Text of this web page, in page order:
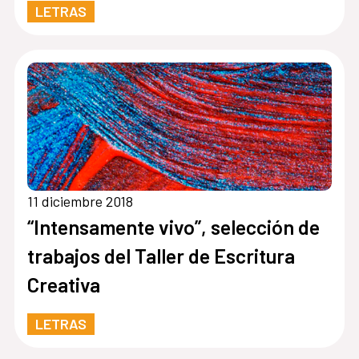
LETRAS
11 diciembre 2018
“Intensamente vivo”, selección de
trabajos del Taller de Escritura
Creativa
LETRAS